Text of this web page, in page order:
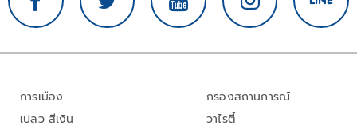
การเมือง
เปลว สีเงิน
กรองสถานการณ์
วาไรตี้